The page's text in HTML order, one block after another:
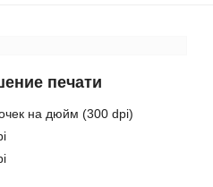
печати
на дюйм (300 dpi)